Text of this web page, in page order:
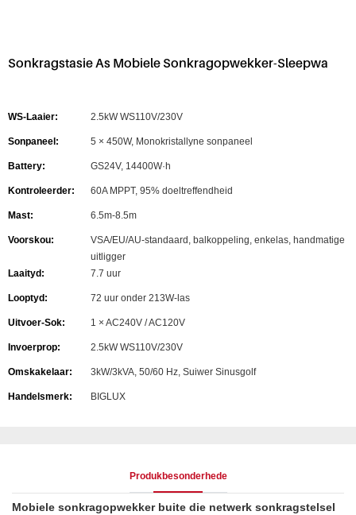
Sonkragstasie As Mobiele Sonkragopwekker-Sleepwa
WS-Laaier: 2.5kW WS110V/230V
Sonpaneel: 5 × 450W, Monokristallyne sonpaneel
Battery: GS24V, 14400W·h
Kontroleerder: 60A MPPT, 95% doeltreffendheid
Mast: 6.5m-8.5m
Voorskou:
VSA/EU/AU-standaard, balkoppeling, enkelas, handmatige
uitligger
Laaityd:
7.7 uur
Looptyd: 72 uur onder 213W-las
Uitvoer-Sok: 1 × AC240V / AC120V
Invoerprop: 2.5kW WS110V/230V
Omskakelaar: 3kW/3kVA, 50/60 Hz, Suiwer Sinusgolf
Handelsmerk: BIGLUX
Produkbesonderhede
Mobiele sonkragopwekker buite die netwerk sonkragstelsel